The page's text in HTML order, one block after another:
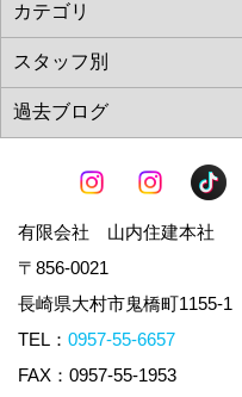
有限会社 山内住建本社
〒856-0021
長崎県大村市鬼橋町1155-1
TEL： 0957-55-6657
FAX：0957-55-1953